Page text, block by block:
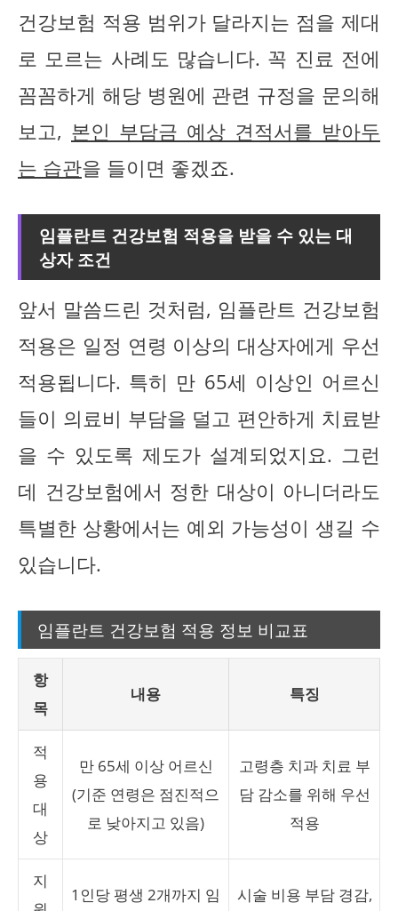
건강보험 적용 범위가 달라지는 점을 제대
로 모르는 사례도 많습니다. 꼭 진료 전에
꼼꼼하게 해당 병원에 관련 규정을 문의해
보고, 본인 부담금 예상 견적서를 받아두
는 습관을 들이면 좋겠죠.
임플란트 건강보험 적용을 받을 수 있는 대
상자 조건
앞서 말씀드린 것처럼, 임플란트 건강보험
적용은 일정 연령 이상의 대상자에게 우선
적용됩니다. 특히 만 65세 이상인 어르신
들이 의료비 부담을 덜고 편안하게 치료받
을 수 있도록 제도가 설계되었지요. 그런
데 건강보험에서 정한 대상이 아니더라도
특별한 상황에서는 예외 가능성이 생길 수
있습니다.
임플란트 건강보험 적용 정보 비교표
항
목
내용 특징
적
용
대
상
만 65세 이상 어르신
(기준 연령은 점진적으
로 낮아지고 있음)
고령층 치과 치료 부
담 감소를 위해 우선
적용
지
1인당 평생 2개까지 임
시술 비용 부담 경감,